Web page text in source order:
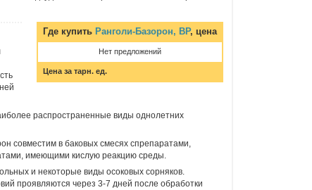
Где купить Ранголи-Базорон, ВР, цена
Нет предложений
Цена за тарн. ед.
распространенные виды однолетних
совместим в баковых смесях спрепаратами,
имеющими кислую реакцию среды.
и некоторые виды осоковых сорняков.
проявляются через 3-7 дней после обработки